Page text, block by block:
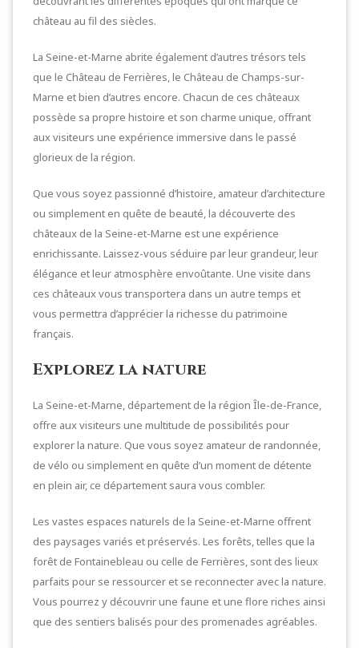
château au fil des siècles.
La Seine-et-Marne abrite également d’autres trésors tels
que le Château de Ferrières, le Château de Champs-sur-
Marne et bien d’autres encore. Chacun de ces châteaux
possède sa propre histoire et son charme unique, offrant
aux visiteurs une expérience immersive dans le passé
glorieux de la région.
Que vous soyez passionné d’histoire, amateur d’architecture
ou simplement en quête de beauté, la découverte des
châteaux de la Seine-et-Marne est une expérience
enrichissante. Laissez-vous séduire par leur grandeur, leur
élégance et leur atmosphère envoûtante. Une visite dans
ces châteaux vous transportera dans un autre temps et
vous permettra d’apprécier la richesse du patrimoine
français.
Explorez la nature
La Seine-et-Marne, département de la région Île-de-France,
offre aux visiteurs une multitude de possibilités pour
explorer la nature. Que vous soyez amateur de randonnée,
de vélo ou simplement en quête d’un moment de détente
en plein air, ce département saura vous combler.
Les vastes espaces naturels de la Seine-et-Marne offrent
des paysages variés et préservés. Les forêts, telles que la
forêt de Fontainebleau ou celle de Ferrières, sont des lieux
parfaits pour se ressourcer et se reconnecter avec la nature.
Vous pourrez y découvrir une faune et une flore riches ainsi
que des sentiers balisés pour des promenades agréables.